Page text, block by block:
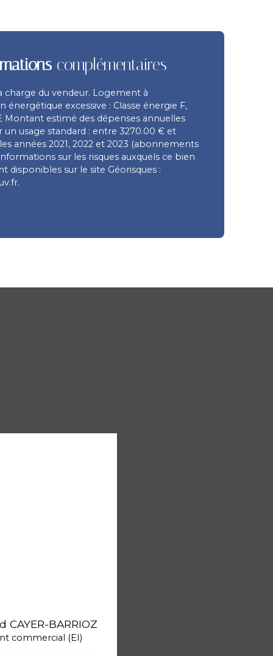
complémentaires
charge du vendeur. Logement à
énergétique excessive : Classe énergie F,
Montant estimé des dépenses annuelles
un usage standard : entre 3270.00 € et
années 2021, 2022 et 2023 (abonnements
sur les risques auxquels ce bien
disponibles sur le site Géorisques :
CAYER-BARRIOZ
commercial (EI)